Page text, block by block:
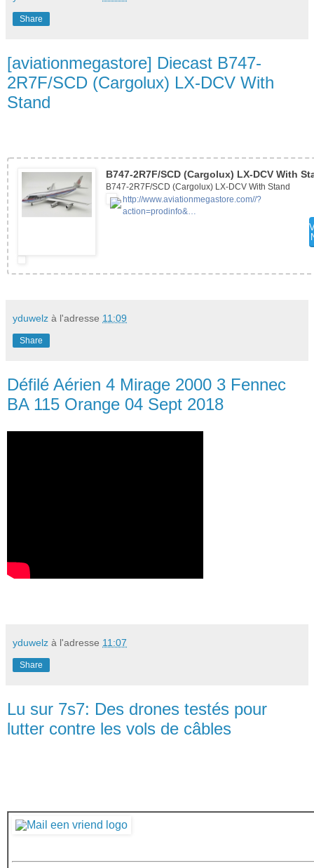
Share
[aviationmegastore] Diecast B747-
2R7F/SCD (Cargolux) LX-DCV With
Stand
B747-2R7F/SCD (Cargolux) LX-DCV With
B747-2R7F/SCD (Cargolux) LX-DCV With Stand
http://www.aviationmegastore.com//?
action=prodinfo&…
yduwelz à l'adresse 11:09
Share
Défilé Aérien 4 Mirage 2000 3 Fennec
BA 115 Orange 04 Sept 2018
yduwelz à l'adresse 11:07
Share
Lu sur 7s7: Des drones testés pour
lutter contre les vols de câbles